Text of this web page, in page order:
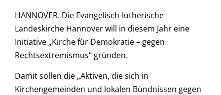
HANNOVER. Die Evangelisch-lutherische
Landeskirche Hannover will in diesem Jahr eine
Initiative „Kirche für Demokratie – gegen
Rechtsextremismus“ gründen.
Damit sollen die „Aktiven, die sich in
Kirchengemeinden und lokalen Bündnissen gegen